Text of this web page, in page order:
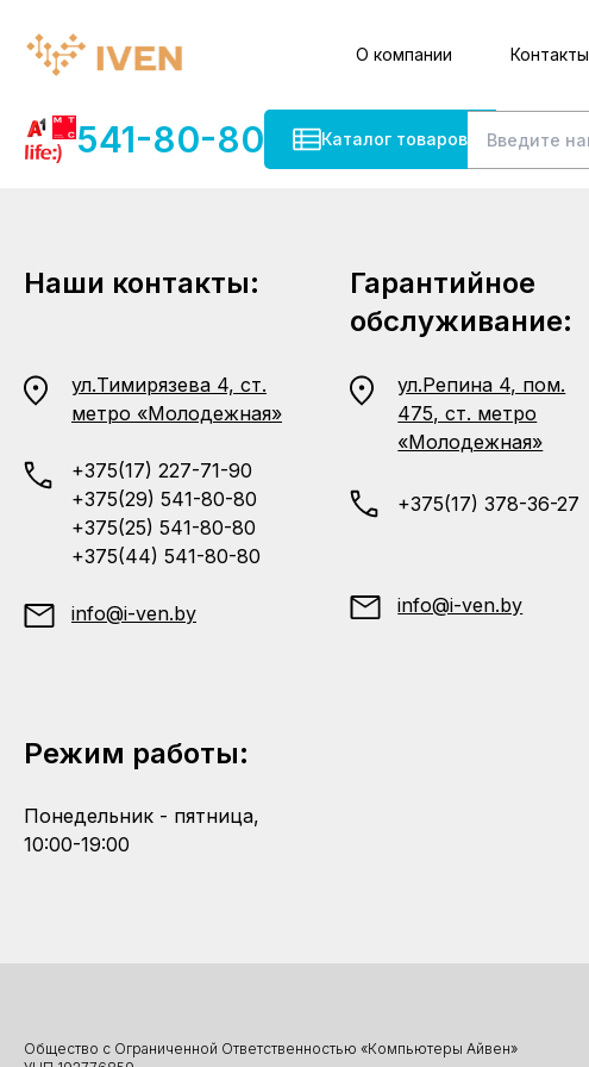
О компании Контакты
541-80-80 Каталог товаров
Наши контакты:
ул.Тимирязева 4, ст.
метро «Молодежная»
+375(17) 227-71-90
+375(29) 541-80-80
+375(25) 541-80-80
+375(44) 541-80-80
info@i-ven.by
Гарантийное
обслуживание:
ул.Репина 4, пом.
475, ст. метро
«Молодежная»
+375(17) 378-36-27
info@i-ven.by
Режим работы:
Понедельник - пятница,
10:00-19:00
Общество с Ограниченной Ответственностью «Компьютеры Айвен»